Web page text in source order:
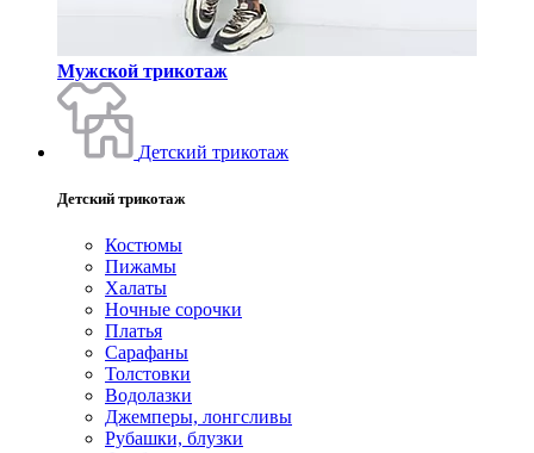
Мужской трикотаж
Детский трикотаж
Детский трикотаж
Костюмы
Пижамы
Халаты
Ночные сорочки
Платья
Сарафаны
Толстовки
Водолазки
Джемперы, лонгсливы
Рубашки, блузки